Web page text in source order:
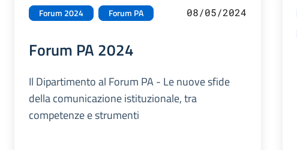
Forum 2024 Forum PA 08/05/2024
Forum PA 2024
Il Dipartimento al Forum PA - Le nuove sfide
della comunicazione istituzionale, tra
competenze e strumenti